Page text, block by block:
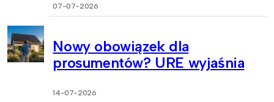
07-07-2026
Nowy obowiązek dla
prosumentów? URE wyjaśnia
14-07-2026